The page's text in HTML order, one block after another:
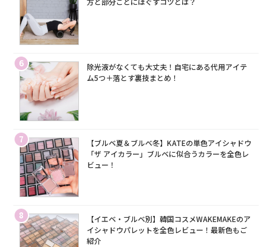
6
除光液がなくても大丈夫！自宅にある代用アイテ
ム5つ＋落とす裏技まとめ！
7
【ブルベ夏＆ブルベ冬】KATEの単色アイシャドウ
「ザ アイカラー」ブルベに似合うカラーを全色レ
ビュー！
8
【イエベ・ブルベ別】韓国コスメWAKEMAKEのア
イシャドウパレットを全色レビュー！最新色もご
紹介